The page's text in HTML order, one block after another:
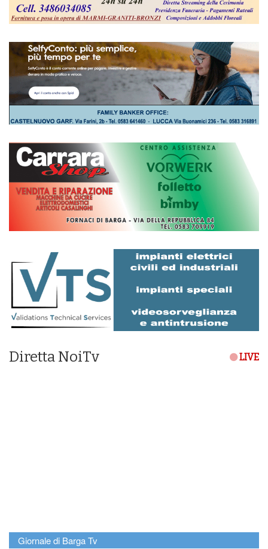
Diretta NoiTv LIVE
Giornale di Barga Tv